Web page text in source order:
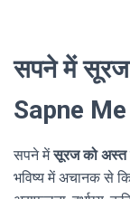
सपने में सूरज
Sapne
सपने मेंसूरज को अस्त
भविष्य में अचानक से